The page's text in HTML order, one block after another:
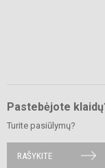
Pastebėjote
Turite pasiūlymų?
RAŠYKITE